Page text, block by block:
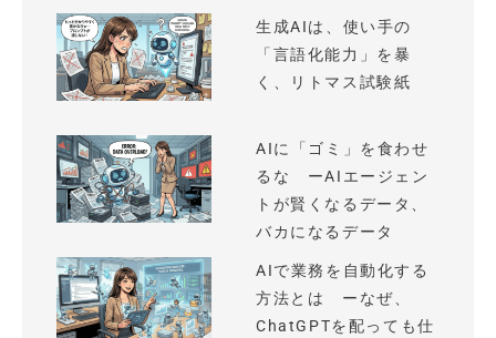
生成AIは、使い手の
「言語化能力」を暴
く、リトマス試験紙
AIに「ゴミ」を食わせ
るな ーAIエージェン
トが賢くなるデータ、
バカになるデータ
AIで業務を自動化する
方法とは ーなぜ、
ChatGPTを配っても仕